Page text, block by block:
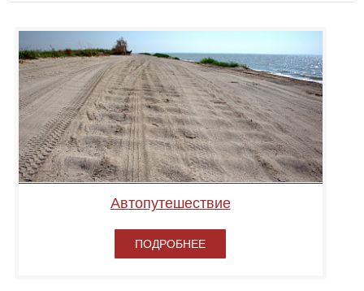
Автопутешествие
ПОДРОБНЕЕ